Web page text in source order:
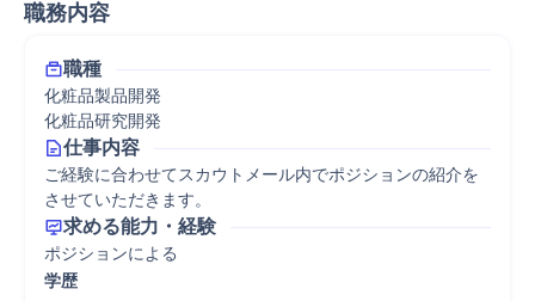
職務内容
職種
化粧品製品開発
化粧品研究開発
仕事内容
ご経験に合わせてスカウトメール内でポジションの紹介を
求める能力・経験
学歴